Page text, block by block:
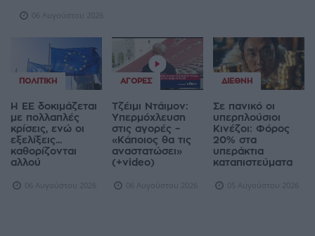
06 Αυγούστου 2026
ΠΟΛΙΤΙΚΉ
Η ΕΕ δοκιμάζεται
με πολλαπλές
κρίσεις, ενώ οι
εξελίξεις...
καθορίζονται
αλλού
06 Αυγούστου 2026
ΑΓΟΡΈΣ
Τζέιμι Ντάιμον:
Υπερμόχλευση
στις αγορές –
«Κάποιος θα τις
αναστατώσει»
(+video)
06 Αυγούστου 2026
ΔΙΕΘΝΉ
Σε πανικό οι
υπερπλούσιοι
Κινέζοι: Φόρος
20% στα
υπεράκτια
καταπιστεύματα
05 Αυγούστου 2026